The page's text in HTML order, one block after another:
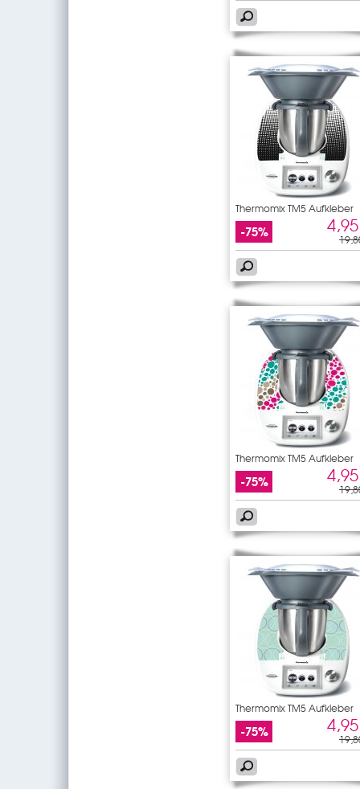
Thermomix TM5 Aufkleber
-75%
Thermomix TM5 Aufkleber
-75%
Thermomix TM5 Aufkleber
rund
-75%